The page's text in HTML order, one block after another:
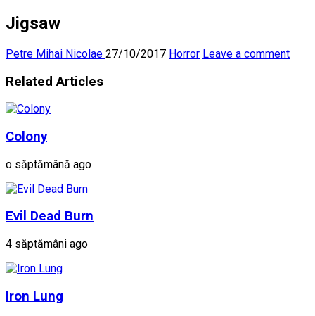
Jigsaw
Petre Mihai Nicolae 27/10/2017 Horror Leave a comment
Related Articles
Colony
o săptămână ago
Evil Dead Burn
4 săptămâni ago
Iron Lung